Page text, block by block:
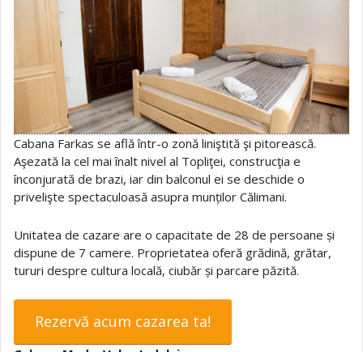
Cabana Farkas se află într-o zonă liniştită şi pitorească.
Aşezată la cel mai înalt nivel al Topliţei, construcţia e
înconjurată de brazi, iar din balconul ei se deschide o
privelişte spectaculoasă asupra munților Călimani.
Unitatea de cazare are o capacitate de 28 de persoane și
dispune de 7 camere. Proprietatea oferă grădină, grătar,
tururi despre cultura locală, ciubăr și parcare păzită.
Rezervă acum cazarea ta!